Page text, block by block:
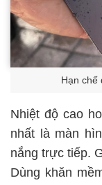
Hạn chế
Nhiệt độ cao
nhất là màn
nắng trực tiếp.
Dùng khăn